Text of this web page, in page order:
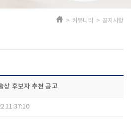
> 커뮤니티 > 공지사항
상 후보자 추천 공고
11:37:10